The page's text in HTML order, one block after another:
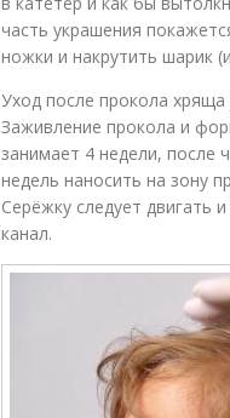
часть украшения
ножки и накрутить шарик
Уход после прокола хряща
Заживление прокола и
занимает 4 недели, после
недель наносить на зону
Серёжку следует двигать
канал.